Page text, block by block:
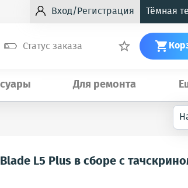
Вход/Регистрация Тёмная
Статус заказа  
Для ремонта
L5 Plus в сборе с